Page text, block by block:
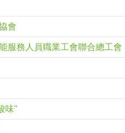
會
服務人員職業工會聯合總工會
味''